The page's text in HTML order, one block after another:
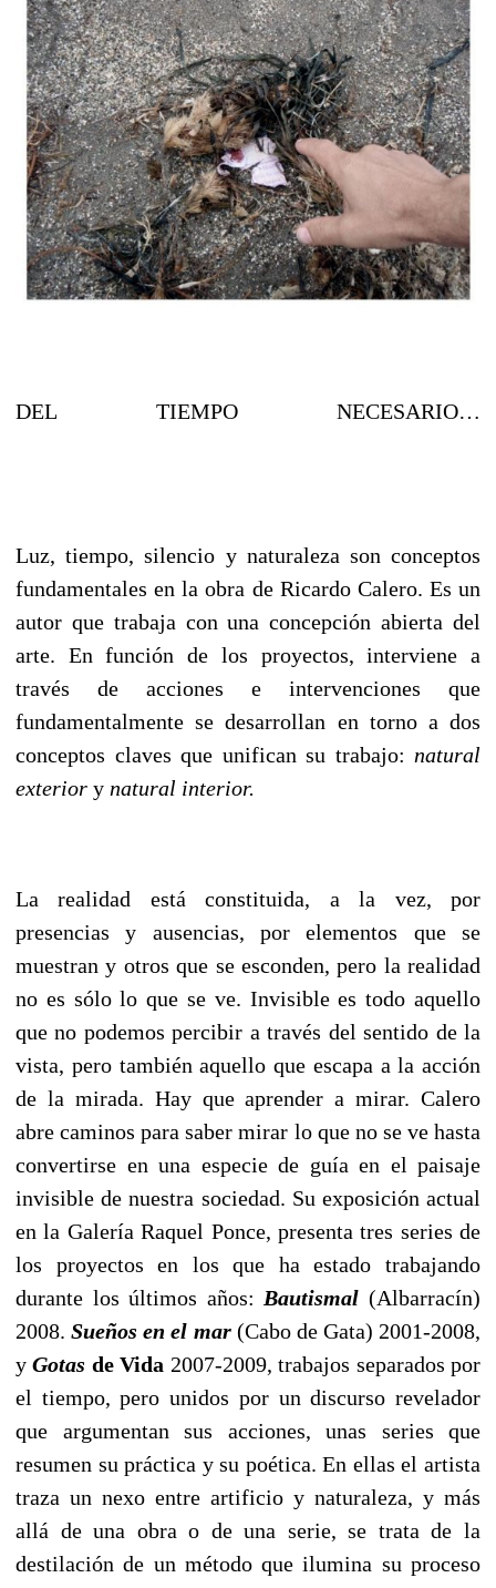
DEL TIEMPO NECESARIO…
Luz, tiempo, silencio y naturaleza son conceptos
fundamentales en la obra de Ricardo Calero. Es un
autor que trabaja con una concepción abierta del
arte. En función de los proyectos, interviene a
través de acciones e intervenciones que
fundamentalmente se desarrollan en torno a dos
conceptos claves que unifican su trabajo: natural
exterior y natural interior.
La realidad está constituida, a la vez, por
presencias y ausencias, por elementos que se
muestran y otros que se esconden, pero la realidad
no es sólo lo que se ve. Invisible es todo aquello
que no podemos percibir a través del sentido de la
vista, pero también aquello que escapa a la acción
de la mirada. Hay que aprender a mirar. Calero
abre caminos para saber mirar lo que no se ve hasta
convertirse en una especie de guía en el paisaje
invisible de nuestra sociedad. Su exposición actual
en la Galería Raquel Ponce, presenta tres series de
los proyectos en los que ha estado trabajando
durante los últimos años: Bautismal (Albarracín)
2008.Sueños en el mar(Cabo de Gata) 2001-2008,
yGotas de Vida 2007-2009, trabajos separados por
el tiempo, pero unidos por un discurso revelador
que argumentan sus acciones, unas series que
resumen su práctica y su poética. En ellas el artista
traza un nexo entre artificio y naturaleza, y más
allá de una obra o de una serie, se trata de la
destilación de un método que ilumina su proceso